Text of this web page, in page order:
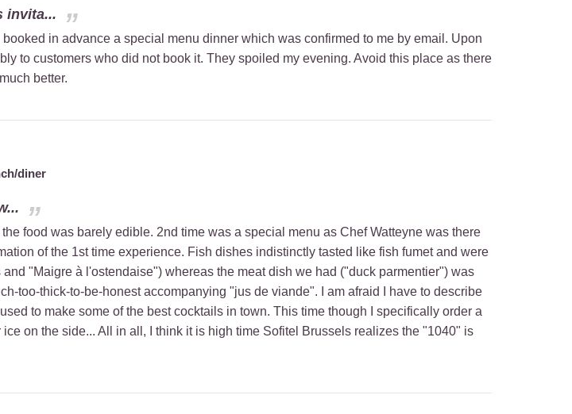
invita...
in advance a special menu dinner which was confirmed to me by email. Upon
to customers who did not book it. They spoiled my evening. Avoid this place as there
better.
diner
food was barely edible. 2nd time was a special menu as Chef Watteyne was there
of the 1st time experience. Fish dishes indistinctly tasted like fish fumet and were
"Maigre à l'ostendaise") whereas the meat dish we had ("duck parmentier") was
too-thick-to-be-honest accompanying "jus de viande". I am afraid I have to describe
to make some of the best cocktails in town. This time though I specifically order a
on the side... All in all, I think it is high time Sofitel Brussels realizes the "1040" is